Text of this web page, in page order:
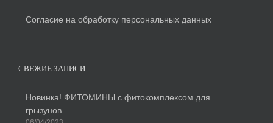
Согласие на обработку персональных данных
СВЕЖИЕ ЗАПИСИ
Новинка! ФИТОМИНЫ с фитокомплексом для
грызунов.